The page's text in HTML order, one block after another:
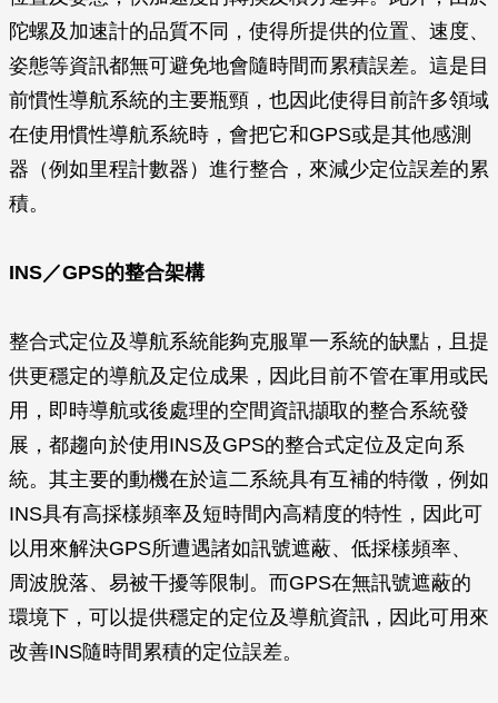
陀螺及加速計的品質不同，使得所提供的位置、速度、
姿態等資訊都無可避免地會隨時間而累積誤差。這是目
前慣性導航系統的主要瓶頸，也因此使得目前許多領域
在使用慣性導航系統時，會把它和GPS或是其他感測
器（例如里程計數器）進行整合，來減少定位誤差的累
積。
INS／GPS的整合架構
整合式定位及導航系統能夠克服單一系統的缺點，且提
供更穩定的導航及定位成果，因此目前不管在軍用或民
用，即時導航或後處理的空間資訊擷取的整合系統發
展，都趨向於使用INS及GPS的整合式定位及定向系
統。其主要的動機在於這二系統具有互補的特徵，例如
INS具有高採樣頻率及短時間內高精度的特性，因此可
以用來解決GPS所遭遇諸如訊號遮蔽、低採樣頻率、
周波脫落、易被干擾等限制。而GPS在無訊號遮蔽的
環境下，可以提供穩定的定位及導航資訊，因此可用來
改善INS隨時間累積的定位誤差。